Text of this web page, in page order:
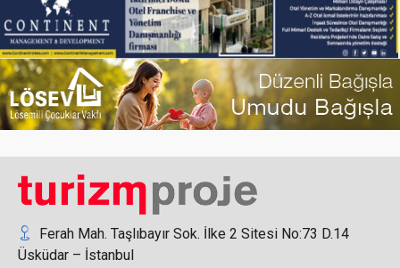
TatilBudur Kurban Bayramı Tatil Taleplerini
Değerlendirdi
İtalya, AB ülkelerinden gelenlere seyahat
Ferah Mah. Taşlıbayır Sok. İlke 2 Sitesi No:73 D.14
Üsküdar – İstanbul